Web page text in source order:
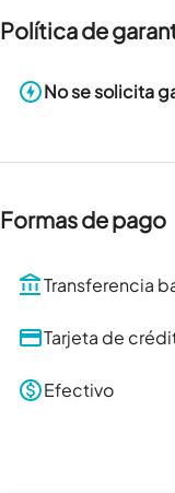
Política de
No se solicita
Formas de pago
Transferencia
Tarjeta de
Efectivo